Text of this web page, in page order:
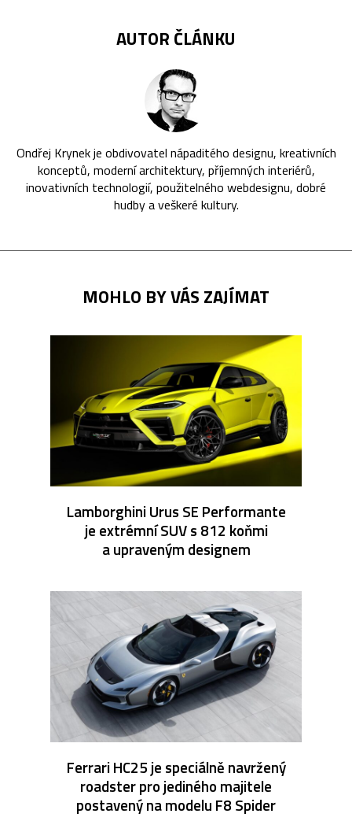
AUTOR ČLÁNKU
Ondřej Krynek je obdivovatel nápaditého designu, kreativních
konceptů, moderní architektury, příjemných interiérů,
inovativních technologií, použitelného webdesignu, dobré
hudby a veškeré kultury.
MOHLO BY VÁS ZAJÍMAT
Lamborghini Urus SE Performante
je extrémní SUV s 812 koňmi
a upraveným designem
Ferrari HC25 je speciálně navržený
roadster pro jediného majitele
postavený na modelu F8 Spider